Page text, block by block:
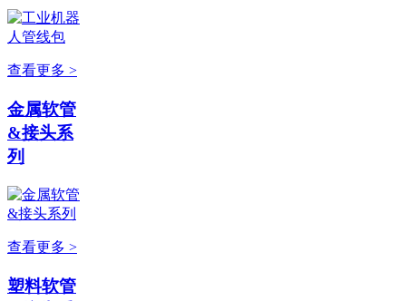
查看更多 >
金属软管
&接头系
列
查看更多 >
塑料软管